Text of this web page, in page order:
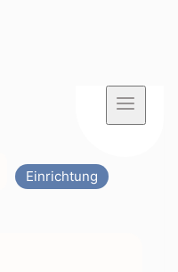
Einrichtung